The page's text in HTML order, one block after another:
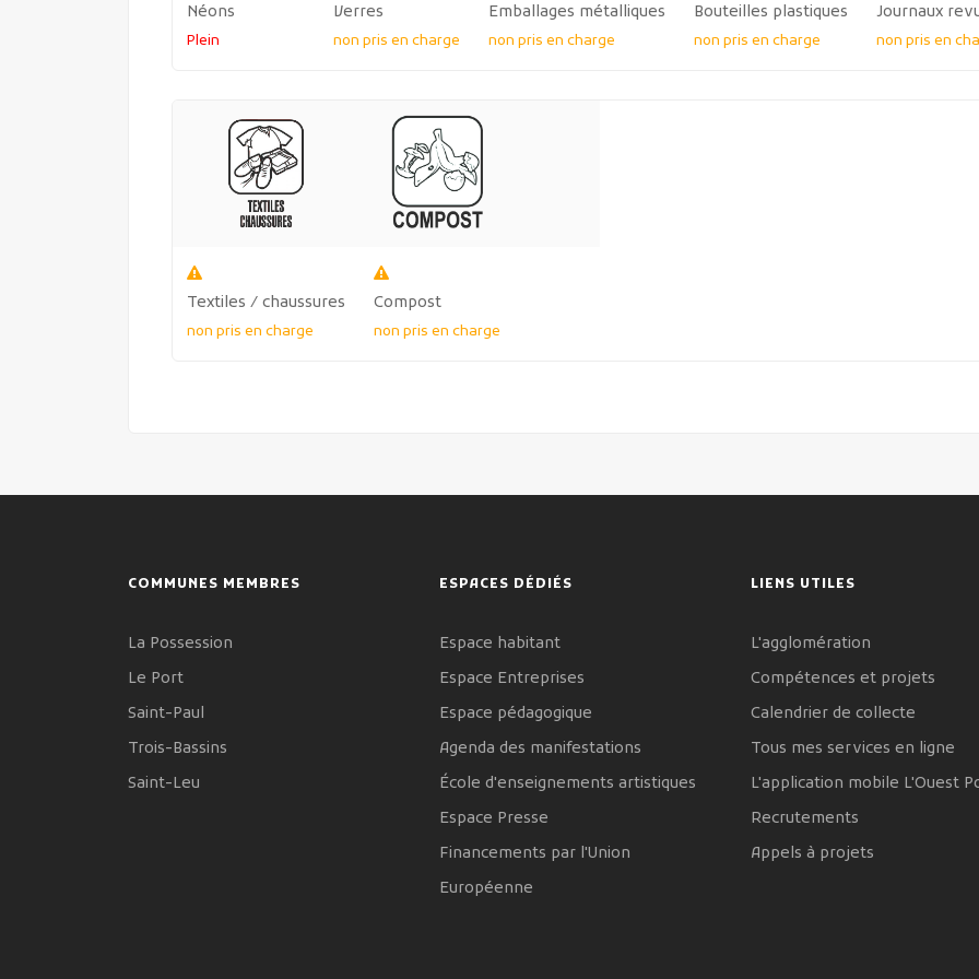
Néons
Plein
Verres
non pris en charge
Emballages métalliques
non pris en charge
Bouteilles plastiques
non pris en charge
Journaux
non pris en
Textiles / chaussures
non pris en charge
Compost
non pris en charge
COMMUNES MEMBRES
La Possession
Le Port
Saint-Paul
Trois-Bassins
Saint-Leu
ESPACES DÉDIÉS
Espace habitant
Espace Entreprises
Espace pédagogique
Agenda des manifestations
École d'enseignements artistiques
Espace Presse
Financements par l'Union
Européenne
LIENS UTILES
L'agglomération
Compétences et projets
Calendrier de collecte
Tous mes services en ligne
L'application mobile L'Ouest
Recrutements
Appels à projets